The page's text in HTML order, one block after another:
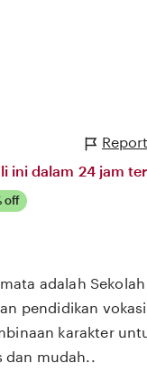
ini dalam 24 jam
off
adalah
pendidikan
karakter
dan mudah..